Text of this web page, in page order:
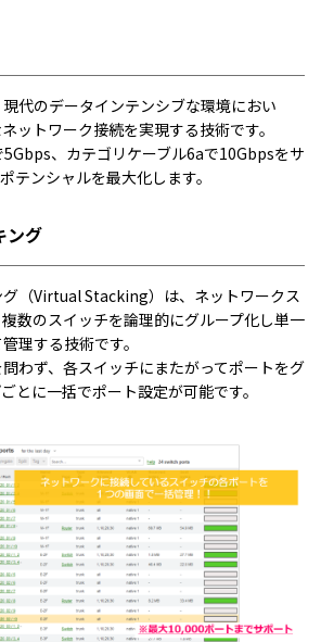
代のデータインテンシブな環境におい
ットワーク接続を実現する技術です。
、カテゴリケーブル6aで10Gbpsをサ
テンシャルを最大化します。
ング
（Virtual Stacking）は、ネットワークス
数のスイッチを論理的にグループ化し単一
理する技術です。
わず、各スイッチにまたがってポートをグ
とに一括でポート設定が可能です。